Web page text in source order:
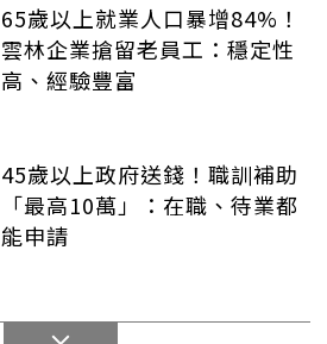
65歲以上就業人口暴增84%！
雲林企業搶留老員工：穩定性
高、經驗豐富
45歲以上政府送錢！職訓補助
「最高10萬」：在職、待業都
能申請